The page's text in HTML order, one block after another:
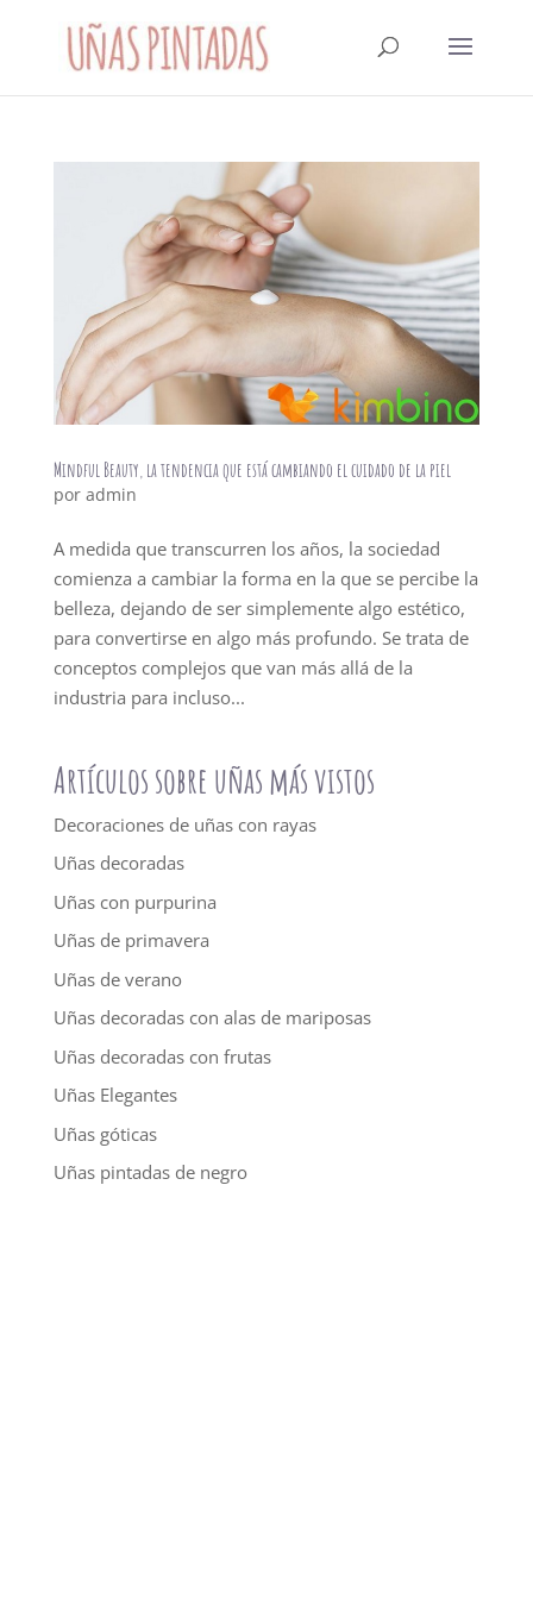
Mindful Beauty, la tendencia que está cambiando el cuidado de la piel
por admin
A medida que transcurren los años, la sociedad
comienza a cambiar la forma en la que se percibe la
belleza, dejando de ser simplemente algo estético,
para convertirse en algo más profundo. Se trata de
conceptos complejos que van más allá de la
industria para incluso...
Artículos sobre uñas más vistos
Decoraciones de uñas con rayas
Uñas decoradas
Uñas con purpurina
Uñas de primavera
Uñas de verano
Uñas decoradas con alas de mariposas
Uñas decoradas con frutas
Uñas Elegantes
Uñas góticas
Uñas pintadas de negro